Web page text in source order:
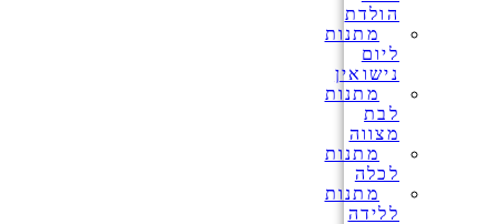
הולדת
מתנות
ליום
נישואין
מתנות
לבת
מצווה
מתנות
לכלה
מתנות
ללידה